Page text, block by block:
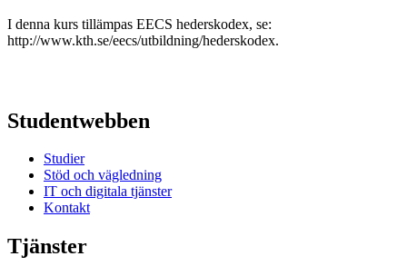
I denna kurs tillämpas EECS hederskodex, se:
http://www.kth.se/eecs/utbildning/hederskodex.
Studentwebben
Studier
Stöd och vägledning
IT och digitala tjänster
Kontakt
Tjänster